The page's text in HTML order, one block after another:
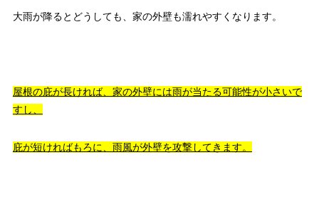
大雨が降るとどうしても、家の外壁も濡れやすくなります。
屋根の庇が長ければ、家の外壁には雨が当たる可能性が小さいで
すし、
庇が短ければもろに、雨風が外壁を攻撃してきます。